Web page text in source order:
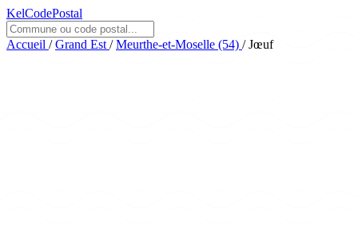
KelCodePostal
Accueil / Grand Est / Meurthe-et-Moselle (54) / Jœuf